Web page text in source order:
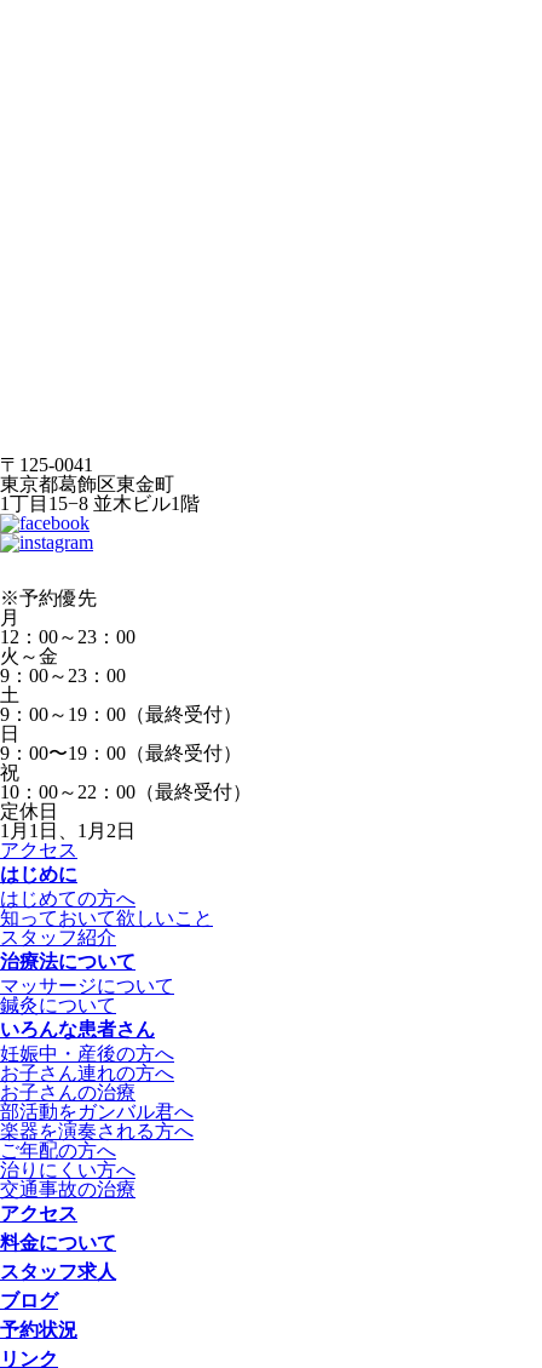
〒125-0041
東京都葛飾区東金町
1丁目15−8 並木ビル1階
※予約優先
月
12：00～23：00
火～金
9：00～23：00
土
9：00～19：00（最終受付）
日
9：00〜19：00（最終受付）
祝
10：00～22：00（最終受付）
定休日
1月1日、1月2日
アクセス
はじめに
はじめての方へ
知っておいて欲しいこと
スタッフ紹介
治療法について
マッサージについて
鍼灸について
いろんな患者さん
妊娠中・産後の方へ
お子さん連れの方へ
お子さんの治療
部活動をガンバル君へ
楽器を演奏される方へ
ご年配の方へ
治りにくい方へ
交通事故の治療
アクセス
料金について
スタッフ求人
ブログ
予約状況
リンク